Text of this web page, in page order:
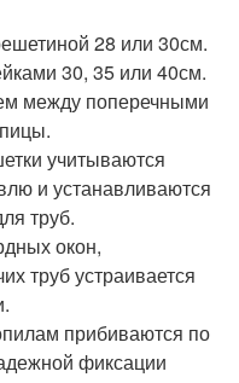
28 или 30см.
30, 35 или 40см.
между поперечными
учитываются
и устанавливаются
труб.
окон,
труб устраивается
прибиваются по
фиксации